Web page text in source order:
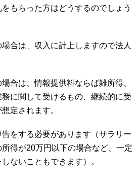
もらった方はどうするのでしょう
合は、収入に計上しますので法人
合は、情報提供料ならば雑所得、
に関して受けるもの、継続的に受
定されます。
をする必要があります（サラリー
得が20万円以下の場合など、一定
ないこともできます）。